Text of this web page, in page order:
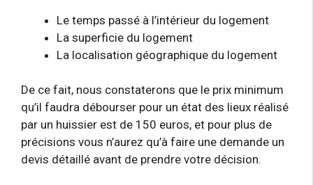
Le temps passé à l’intérieur du logement
La superficie du logement
La localisation géographique du logement
De ce fait, nous constaterons que le prix minimum
qu’il faudra débourser pour un état des lieux réalisé
par un huissier est de 150 euros, et pour plus de
précisions vous n’aurez qu’à faire une demande un
devis détaillé avant de prendre votre décision.